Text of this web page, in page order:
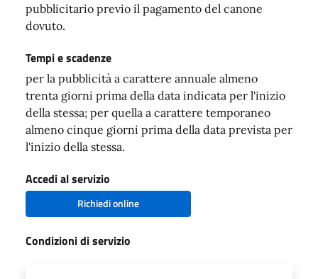
pubblicitario previo il pagamento del canone
dovuto.
Tempi e scadenze
per la pubblicità a carattere annuale almeno
trenta giorni prima della data indicata per l'inizio
della stessa; per quella a carattere temporaneo
almeno cinque giorni prima della data prevista per
l'inizio della stessa.
Accedi al servizio
Richiedi online
Condizioni di servizio